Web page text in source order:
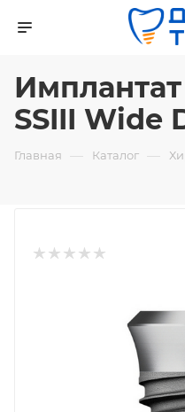
SSIII Wide
Главная — Каталог —